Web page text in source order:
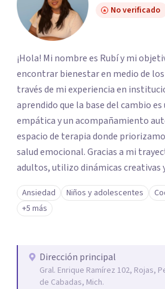
No verificado
¡Hola! Mi nombre es Rubí y mi
encontrar bienestar en medio de
través de mi experiencia en
aprendido que la base del cambio es
empática y un acompañamiento
espacio de terapia donde
salud emocional. Gracias a mi
adultos, utilizo dinámicas creativas
a tus necesidades específicas. Estoy
y brindarte las herramientas
tu paz mental.
Ansiedad Niños y adolescentes
+5 más
Dirección principal
Gral. Enrique Ramírez 102, Rojas,
de Cabadas, Mich.